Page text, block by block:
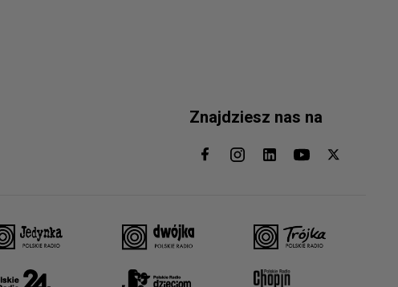
Znajdziesz nas na